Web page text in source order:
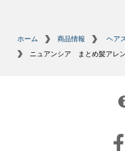
ホーム 商品情報
ヘア
ニュアンシア まとめ髪アレ